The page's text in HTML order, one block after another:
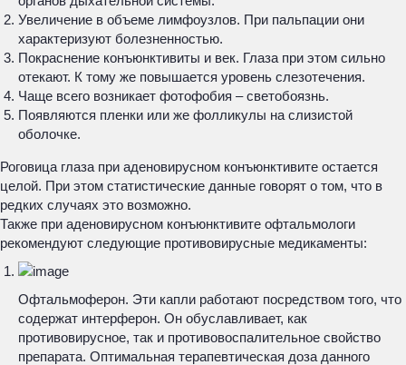
Увеличение в объеме лимфоузлов. При пальпации они
характеризуют болезненностью.
Покраснение конъюнктивиты и век. Глаза при этом сильно
отекают. К тому же повышается уровень слезотечения.
Чаще всего возникает фотофобия – светобоязнь.
Появляются пленки или же фолликулы на слизистой
оболочке.
Роговица глаза при аденовирусном конъюнктивите остается
целой. При этом статистические данные говорят о том, что в
редких случаях это возможно.
Также при аденовирусном конъюнктивите офтальмологи
рекомендуют следующие противовирусные медикаменты:
Офтальмоферон. Эти капли работают посредством того, что
содержат интерферон. Он обуславливает, как
противовирусное, так и противовоспалительное свойство
препарата. Оптимальная терапевтическая доза данного